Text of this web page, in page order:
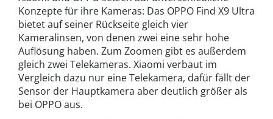
Konzepte für ihre Kameras: Das OPPO Find X9 Ultra
bietet auf seiner Rückseite gleich vier
Kameralinsen, von denen zwei eine sehr hohe
Auflösung haben. Zum Zoomen gibt es außerdem
gleich zwei Telekameras. Xiaomi verbaut im
Vergleich dazu nur eine Telekamera, dafür fällt der
Sensor der Hauptkamera aber deutlich größer als
bei OPPO aus.